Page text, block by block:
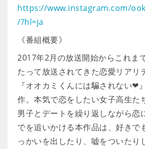
https://www.instagram.com/
/?hl=ja
《番組概要》
2017年2月の放送開始からこれま
たって放送されてきた恋愛リアリ
『オオカミくんには騙されない❤
作。本気で恋をしたい女子高生た
男子とデートを繰り返しながら恋
でを追いかける本作品は、好きで
っかいを出したり、嘘をついたり